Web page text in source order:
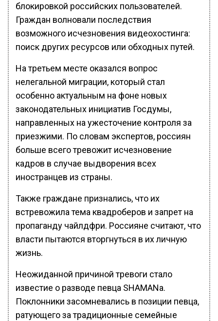
блокировкой российских пользователей.
Граждан волновали последствия
возможного исчезновения видеохостинга:
поиск других ресурсов или обходных путей.
На третьем месте оказался вопрос
нелегальной миграции, который стал
особенно актуальным на фоне новых
законодательных инициатив Госдумы,
направленных на ужесточение контроля за
приезжими. По словам экспертов, россиян
больше всего тревожит исчезновение
кадров в случае выдворения всех
иностранцев из страны.
Также граждане признались, что их
встревожила тема квадроберов и запрет на
пропаганду чайлдфри. Россияне считают, что
власти пытаются вторгнуться в их личную
жизнь.
Неожиданной причиной тревоги стало
известие о разводе певца SHAMANа.
Поклонники засомневались в позиции певца,
ратующего за традиционные семейные